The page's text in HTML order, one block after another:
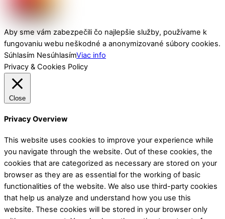
Aby sme vám zabezpečili čo najlepšie služby, používame k
fungovaniu webu neškodné a anonymizované súbory cookies.
Súhlasím NesúhlasímViac info
Privacy & Cookies Policy
Close
Privacy Overview
This website uses cookies to improve your experience while
you navigate through the website. Out of these cookies, the
cookies that are categorized as necessary are stored on your
browser as they are as essential for the working of basic
functionalities of the website. We also use third-party cookies
that help us analyze and understand how you use this
website. These cookies will be stored in your browser only